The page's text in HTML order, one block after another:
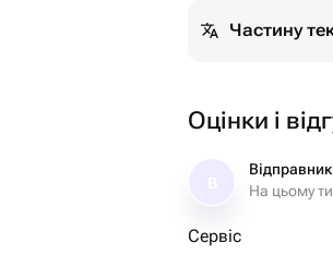
Частину
Оцінки і
Відправник
На цьому
Сервіс